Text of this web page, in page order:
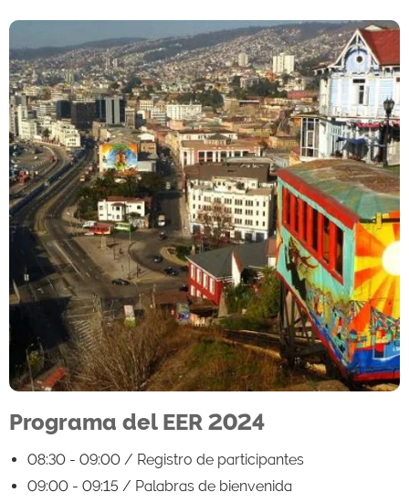
Programa del EER 2024
08:30 - 09:00 / Registro de participantes
​​09:00 - 09:15 / Palabras de bienvenida